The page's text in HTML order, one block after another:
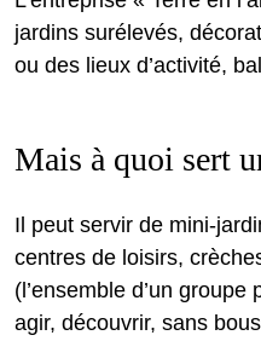
jardins surélevés,
ou des lieux d’activité,
Mais à quoi sert
Il peut servir de mini-
centres de loisirs,
(l’ensemble d’un
agir, découvrir, sans